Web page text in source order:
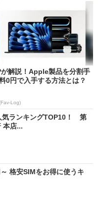
が解説！Apple製品を分割手
0円で入手する方法とは？
Log)
気ランキングTOP10！ 第
本店...
格安SIMをお得に使うキ